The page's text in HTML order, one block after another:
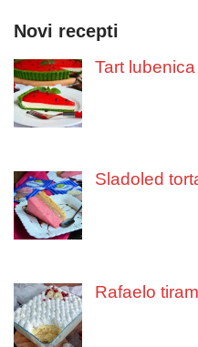
Novi recepti
Tart
Sladoled
Rafaelo